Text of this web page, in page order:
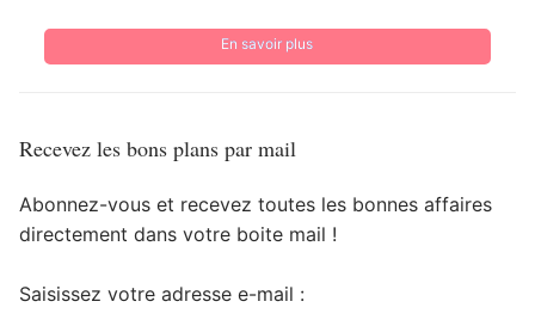
En savoir plus
Recevez les bons plans par mail
Abonnez-vous et recevez toutes les bonnes affaires
directement dans votre boite mail !
Saisissez votre adresse e-mail :